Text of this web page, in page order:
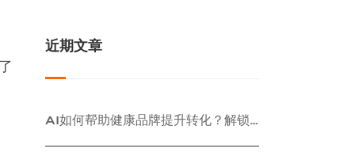
近期文章
AI如何帮助健康品牌提升转化？解锁大健康数字化获客新能力